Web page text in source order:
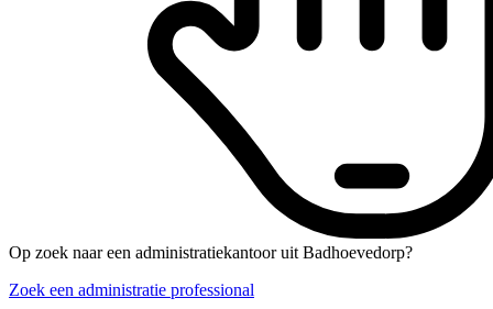
Op zoek naar een administratiekantoor uit Badhoevedorp?
Zoek een administratie professional